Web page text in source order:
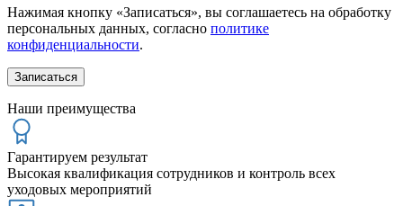
Нажимая кнопку «Записаться», вы соглашаетесь на обработку
персональных данных, согласно политике
конфиденциальности.
Наши преимущества
Гарантируем результат
Высокая квалификация сотрудников и контроль всех
уходовых мероприятий